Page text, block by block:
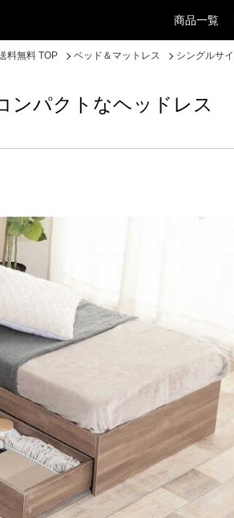
商品一覧
料無料 TOP ベッド＆マットレス シングルサ
ンパクトなヘッドレス